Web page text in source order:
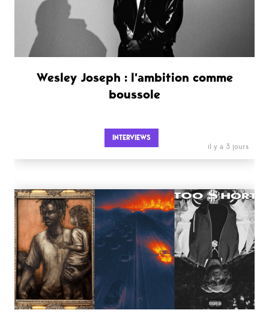
Wesley Joseph : l’ambition comme
boussole
INTERVIEWS
il y a 3 jours